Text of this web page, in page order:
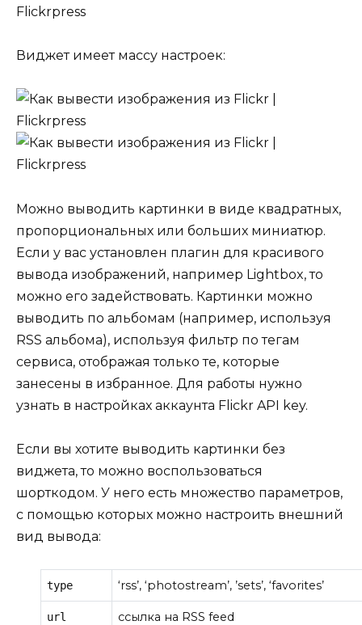
Виджет имеет массу настроек:
Можно выводить картинки в виде квадратных,
пропорциональных или больших миниатюр.
Если у вас установлен плагин для красивого
вывода изображений, например Lightbox, то
можно его задействовать. Картинки можно
выводить по альбомам (например, используя
RSS альбома), используя фильтр по тегам
сервиса, отображая только те, которые
занесены в избранное. Для работы нужно
узнать в настройках аккаунта Flickr API key.
Если вы хотите выводить картинки без
виджета, то можно воспользоваться
шорткодом. У него есть множество параметров,
с помощью которых можно настроить внешний
вид вывода:
type ‘rss’, ‘photostream’, ’sets’, ‘favorites’
url ссылка на RSS feed